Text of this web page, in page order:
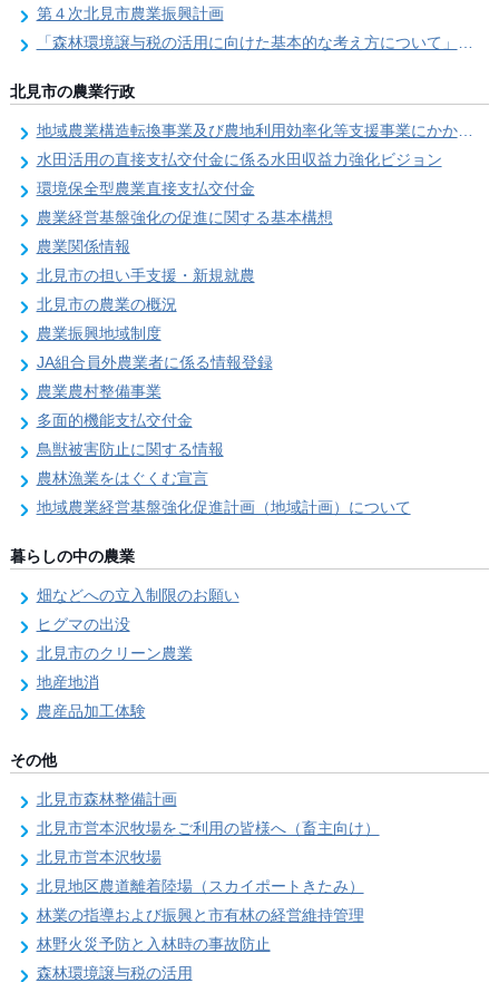
第４次北見市農業振興計画
「森林環境譲与税の活用に向けた基本的な考え方について」を策定しました
北見市の農業行政
地域農業構造転換事業及び農地利用効率化等支援事業にかかる要望調査
水田活用の直接支払交付金に係る水田収益力強化ビジョン
環境保全型農業直接支払交付金
農業経営基盤強化の促進に関する基本構想
農業関係情報
北見市の担い手支援・新規就農
北見市の農業の概況
農業振興地域制度
JA組合員外農業者に係る情報登録
農業農村整備事業
多面的機能支払交付金
鳥獣被害防止に関する情報
農林漁業をはぐくむ宣言
地域農業経営基盤強化促進計画（地域計画）について
暮らしの中の農業
畑などへの立入制限のお願い
ヒグマの出没
北見市のクリーン農業
地産地消
農産品加工体験
その他
北見市森林整備計画
北見市営本沢牧場をご利用の皆様へ（畜主向け）
北見市営本沢牧場
北見地区農道離着陸場（スカイポートきたみ）
林業の指導および振興と市有林の経営維持管理
林野火災予防と入林時の事故防止
森林環境譲与税の活用